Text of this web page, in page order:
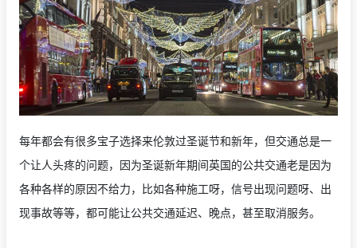
每年都会有很多宝子选择来伦敦过圣诞节和新年，但交通总是一
个让人头疼的问题，因为圣诞新年期间英国的公共交通老是因为
各种各样的原因不给力，比如各种施工呀，信号出现问题呀、出
现事故等等，都可能让公共交通延迟、晚点，甚至取消服务。